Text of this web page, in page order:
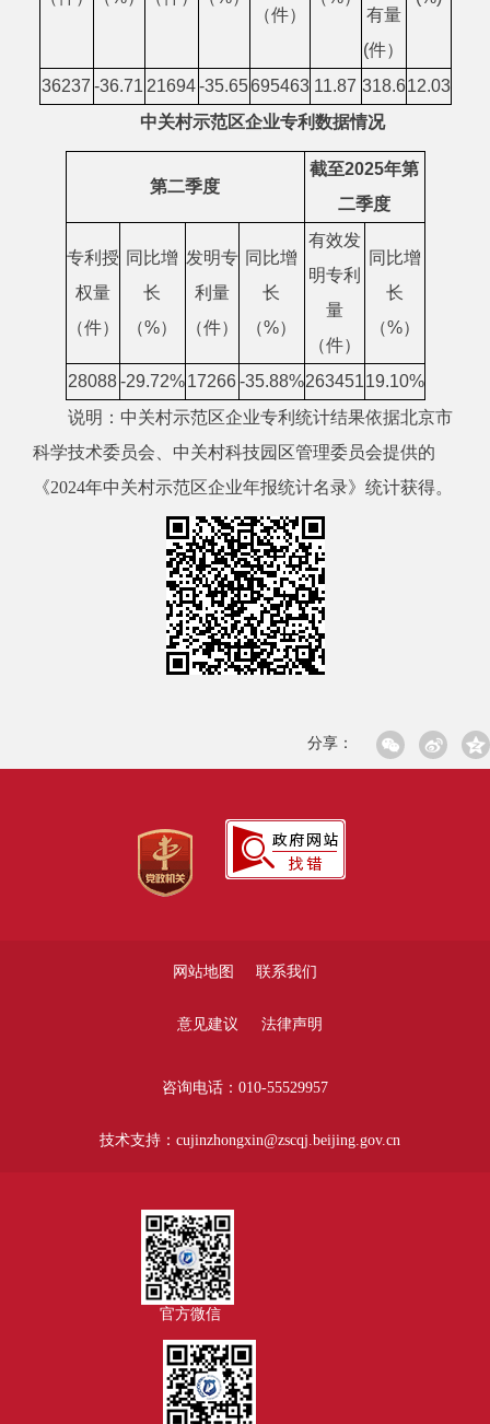
（件）
有量
(件）
36237 -36.71 21694-35.65695463 11.87 318.612.03
中关村示范区企业专利数据情况
第二季度
截至2025年第
二季度
专利授
权量
（件）
同比增
长
（%）
发明专
利量
（件）
同比增
长
（%）
有效发
明专利
量
（件）
同比增
长
（%）
28088-29.72% 17266-35.88%26345119.10%
说明 ： 中关村示范区企业专利 统计结果依据北京市
科学技术委员会 、中关村科技园区管理委员会提供的
《2024年中关村示范区企业年报统计名录》统计获得。
分享：
网站地图 联系我们
意见建议 法律声明
咨询电话：010-55529957
技术支持：cujinzhongxin@zscqj.beijing.gov.cn
官方微信